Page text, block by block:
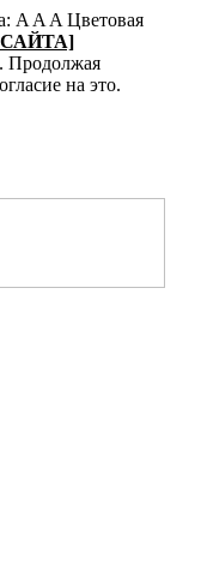
A A A Цветовая
Продолжая
на это.